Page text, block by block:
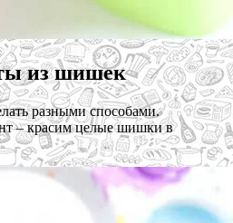
из шишек
разными способами.
– красим целые шишки в